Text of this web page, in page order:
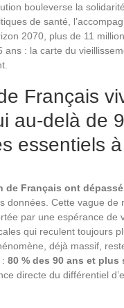
bouleverse la
de santé,
2070, plus de 11
ans : la carte du
Français
au-delà de
essentiels à
de Français ont
données. Cette vague de
par une espérance de
qui reculent toujours
déjà massif,
: 80 % des 90 ans et plus
directe du différentiel